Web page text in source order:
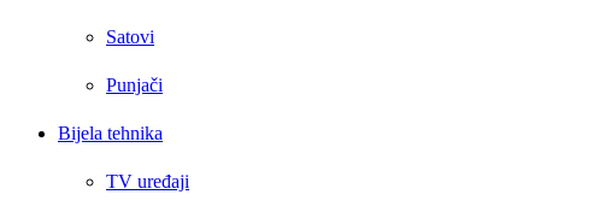
Satovi
Punjači
Bijela tehnika
TV uređaji